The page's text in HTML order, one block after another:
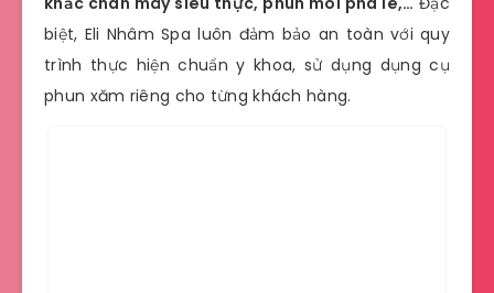
biệt, Eli Nhâm Spa luôn đảm bảo an toàn với quy
trình thực hiện chuẩn y khoa, sử dụng dụng cụ
phun xăm riêng cho từng khách hàng.